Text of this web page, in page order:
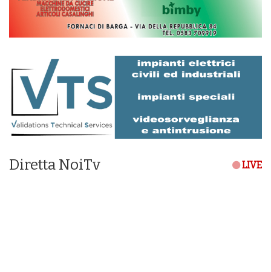
Diretta NoiTv LIVE